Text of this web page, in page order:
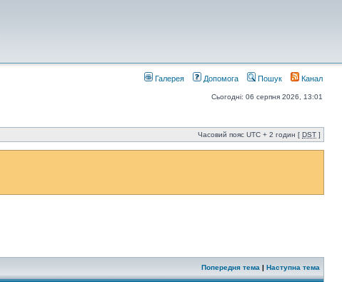
Галерея Допомога Пошук Канал
Сьогодні: 06 серпня 2026, 13:01
Часовий пояс UTC + 2 годин [ DST ]
Попередня тема | Наступна тема